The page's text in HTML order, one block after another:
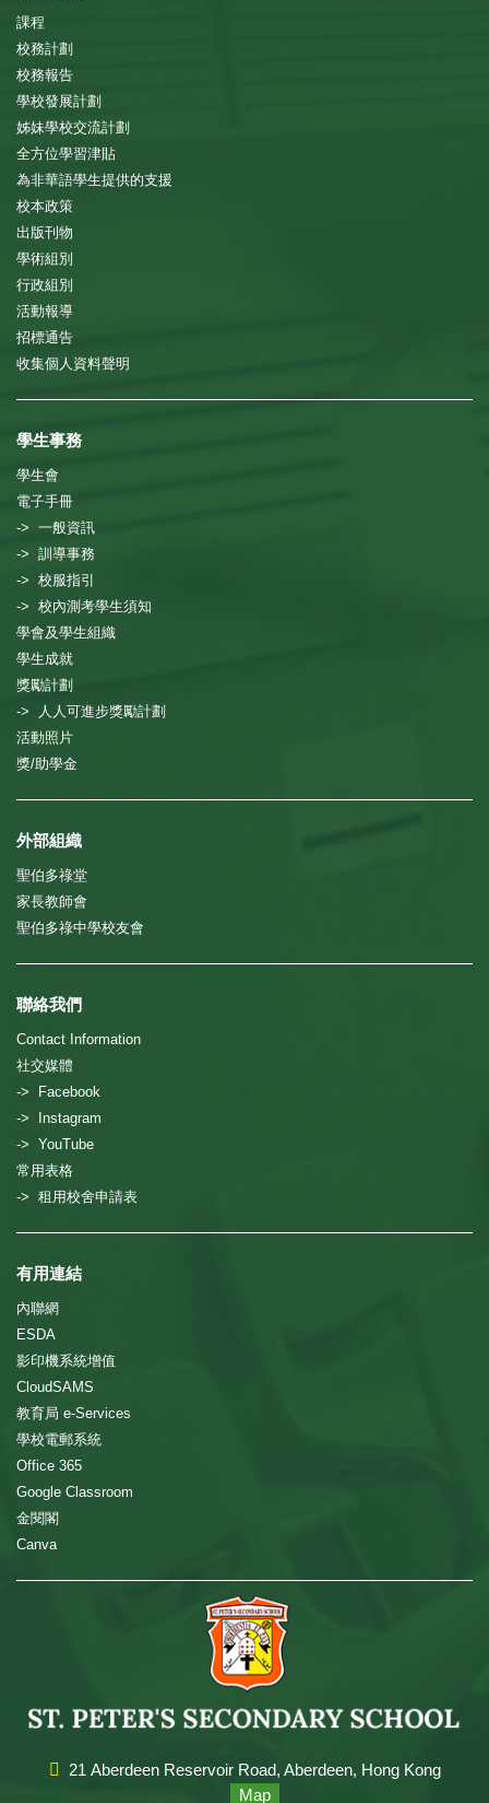
課程
校務計劃
校務報告
學校發展計劃
姊妹學校交流計劃
全方位學習津貼
為非華語學生提供的支援
校本政策
出版刊物
學術組別
行政組別
活動報導
招標通告
收集個人資料聲明
學生事務
學生會
電子手冊
-> 一般資訊
-> 訓導事務
-> 校服指引
-> 校內測考學生須知
學會及學生組織
學生成就
獎勵計劃
-> 人人可進步獎勵計劃
活動照片
獎/助學金
外部組織
聖伯多祿堂
家長教師會
聖伯多祿中學校友會
聯絡我們
Contact Information
社交媒體
-> Facebook
-> Instagram
-> YouTube
常用表格
-> 租用校舍申請表
有用連結
內聯網
ESDA
影印機系統增值
CloudSAMS
教育局 e-Services
學校電郵系統
Office 365
Google Classroom
金閱閣
Canva
21 Aberdeen Reservoir Road, Aberdeen, Hong Kong
Map